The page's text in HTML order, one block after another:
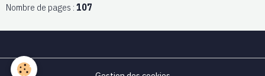
Nombre de pages : 107